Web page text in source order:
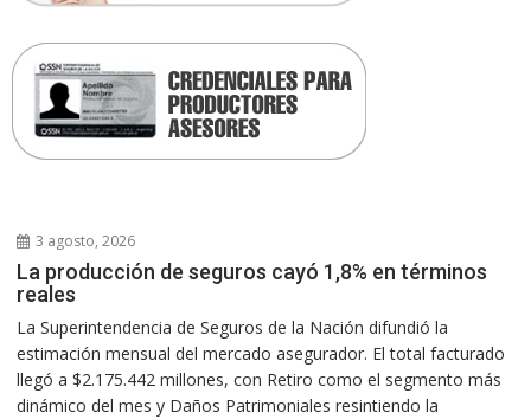
3 agosto, 2026
La producción de seguros cayó 1,8% en términos
reales
La Superintendencia de Seguros de la Nación difundió la
estimación mensual del mercado asegurador. El total facturado
llegó a $2.175.442 millones, con Retiro como el segmento más
dinámico del mes y Daños Patrimoniales resintiendo la